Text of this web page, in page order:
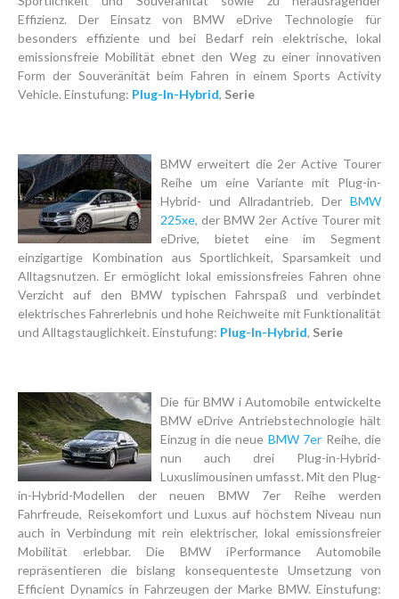
Effizienz. Der Einsatz von BMW eDrive Technologie für
besonders effiziente und bei Bedarf rein elektrische, lokal
emissionsfreie Mobilität ebnet den Weg zu einer innovativen
Form der Souveränität beim Fahren in einem Sports Activity
Vehicle. Einstufung: Plug-In-Hybrid, Serie
BMW erweitert die 2er Active Tourer
Reihe um eine Variante mit Plug-in-
Hybrid- und Allradantrieb. Der BMW
225xe, der BMW 2er Active Tourer mit
eDrive, bietet eine im Segment
einzigartige Kombination aus Sportlichkeit, Sparsamkeit und
Alltagsnutzen. Er ermöglicht lokal emissionsfreies Fahren ohne
Verzicht auf den BMW typischen Fahrspaß und verbindet
elektrisches Fahrerlebnis und hohe Reichweite mit Funktionalität
und Alltagstauglichkeit. Einstufung: Plug-In-Hybrid, Serie
Die für BMW i Automobile entwickelte
BMW eDrive Antriebstechnologie hält
Einzug in die neue BMW 7er Reihe, die
nun auch drei Plug-in-Hybrid-
Luxuslimousinen umfasst. Mit den Plug-
in-Hybrid-Modellen der neuen BMW 7er Reihe werden
Fahrfreude, Reisekomfort und Luxus auf höchstem Niveau nun
auch in Verbindung mit rein elektrischer, lokal emissionsfreier
Mobilität erlebbar. Die BMW iPerformance Automobile
repräsentieren die bislang konsequenteste Umsetzung von
Efficient Dynamics in Fahrzeugen der Marke BMW. Einstufung: